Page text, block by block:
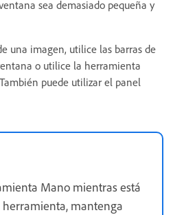
sea demasiado pequeña y
una imagen, utilice las barras de
o utilice la herramienta
puede utilizar el panel
Mano mientras está
mantenga